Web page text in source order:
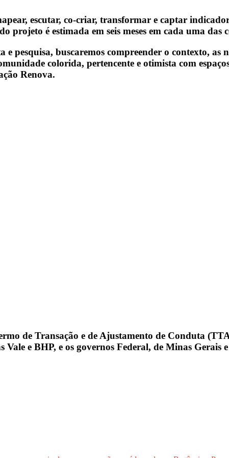
escutar, co-criar, transformar e captar
projeto é estimada em seis meses em cada uma das
pesquisa, buscaremos compreender o contexto, as
colorida, pertencente e otimista com
Renova.
de Transação e de Ajustamento de Conduta
e BHP, e os governos Federal, de Minas